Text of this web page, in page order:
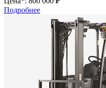
Подробнее